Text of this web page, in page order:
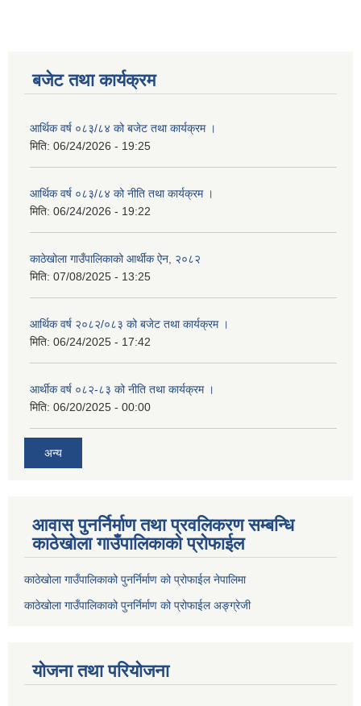
बजेट तथा कार्यक्रम
आर्थिक वर्ष ०८३/८४ को बजेट तथा कार्यक्रम ।
मिति: 06/24/2026 - 19:25
आर्थिक वर्ष ०८३/८४ को नीति तथा कार्यक्रम ।
मिति: 06/24/2026 - 19:22
काठेखोला गाउँपालिकाको आर्थीक ऐन, २०८२
मिति: 07/08/2025 - 13:25
आर्थिक वर्ष २०८२/०८३ को बजेट तथा कार्यक्रम ।
मिति: 06/24/2025 - 17:42
आर्थीक वर्ष ०८२-८३ को नीति तथा कार्यक्रम ।
मिति: 06/20/2025 - 00:00
अन्य
आवास पुनर्निर्माण तथा प्रवलिकरण सम्बन्धि
काठेखोला गाउँपालिकाको प्रोफाईल
काठेखोला गाउँपालिकाको पुनर्निर्माण को प्रोफाईल नेपालिमा
काठेखोला गाउँपालिकाको पुनर्निर्माण को प्रोफाईल अङ्ग्रेजी
योजना तथा परियोजना